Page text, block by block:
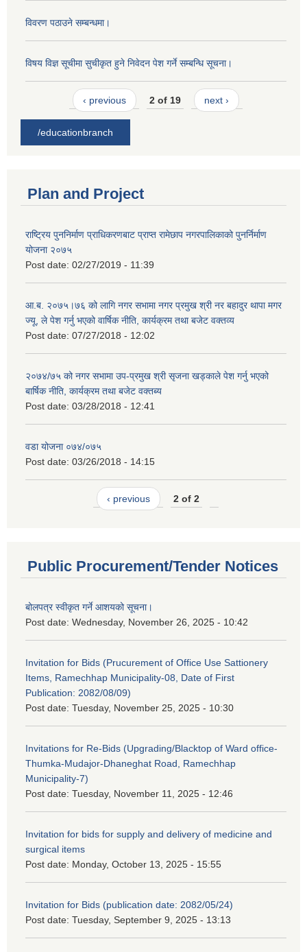
विवरण पठाउने सम्बन्धमा।
विषय विज्ञ सूचीमा सुचीकृत हुने निवेदन पेश गर्ने सम्बन्धि सूचना।
‹ previous 2 of 19 next ›
/educationbranch
Plan and Project
राष्ट्रिय पुननिर्माण प्राधिकरणबाट प्राप्त रामेछाप नगरपालिकाको पुनर्निर्माण
योजना २०७५
Post date: 02/27/2019 - 11:39
आ.ब. २०७५।७६ को लागि नगर सभामा नगर प्रमुख श्री नर बहादुर थापा मगर
ज्यू, ले पेश गर्नु भएको वार्षिक नीति, कार्यक्रम तथा बजेट वक्तव्य
Post date: 07/27/2018 - 12:02
२०७४/७५ को नगर सभामा उप-प्रमुख श्री सृजना खड्काले पेश गर्नु भएको
बार्षिक नीति, कार्यक्रम तथा बजेट वक्तब्य
Post date: 03/28/2018 - 12:41
वडा योजना ०७४/०७५
Post date: 03/26/2018 - 14:15
‹ previous 2 of 2
Public Procurement/Tender Notices
बोलपत्र स्वीकृत गर्ने आशयको सूचना।
Post date: Wednesday, November 26, 2025 - 10:42
Invitation for Bids (Prucurement of Office Use Sattionery
Items, Ramechhap Municipality-08, Date of First
Publication: 2082/08/09)
Post date: Tuesday, November 25, 2025 - 10:30
Invitations for Re-Bids (Upgrading/Blacktop of Ward office-
Thumka-Mudajor-Dhaneghat Road, Ramechhap
Municipality-7)
Post date: Tuesday, November 11, 2025 - 12:46
Invitation for bids for supply and delivery of medicine and
surgical items
Post date: Monday, October 13, 2025 - 15:55
Invitation for Bids (publication date: 2082/05/24)
Post date: Tuesday, September 9, 2025 - 13:13